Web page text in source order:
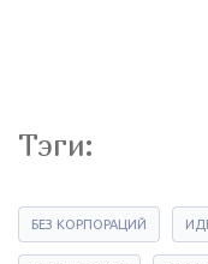
Тэги:
БЕЗ КОРПОРАЦИЙ